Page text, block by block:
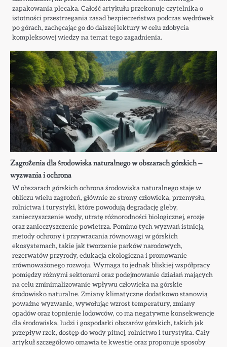
zapakowania plecaka. Całość artykułu przekonuje czytelnika o
istotności przestrzegania zasad bezpieczeństwa podczas wędrówek
po górach, zachęcając go do dalszej lektury w celu zdobycia
kompleksowej wiedzy na temat tego zagadnienia.
Zagrożenia dla środowiska naturalnego w obszarach górskich –
wyzwania i ochrona
W obszarach górskich ochrona środowiska naturalnego staje w
obliczu wielu zagrożeń, głównie ze strony człowieka, przemysłu,
rolnictwa i turystyki, które powodują degradację gleby,
zanieczyszczenie wody, utratę różnorodności biologicznej, erozję
oraz zanieczyszczenie powietrza. Pomimo tych wyzwań istnieją
metody ochrony i przywracania równowagi w górskich
ekosystemach, takie jak tworzenie parków narodowych,
rezerwatów przyrody, edukacja ekologiczna i promowanie
zrównoważonego rozwoju. Wymaga to jednak bliskiej współpracy
pomiędzy różnymi sektorami oraz podejmowanie działań mających
na celu zminimalizowanie wpływu człowieka na górskie
środowisko naturalne. Zmiany klimatyczne dodatkowo stanowią
poważne wyzwanie, wywołując wzrost temperatury, zmiany
opadów oraz topnienie lodowców, co ma negatywne konsekwencje
dla środowiska, ludzi i gospodarki obszarów górskich, takich jak
przepływ rzek, dostęp do wody pitnej, rolnictwo i turystyka. Cały
artykuł szczegółowo omawia te kwestie oraz proponuje sposoby